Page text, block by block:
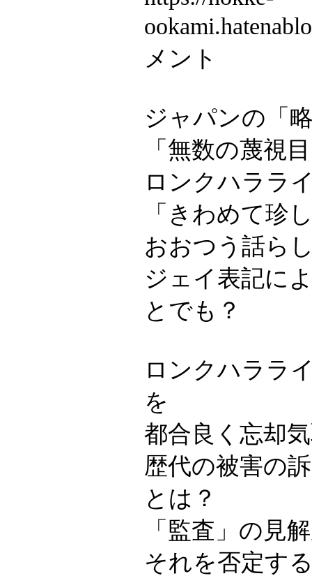
メント
ジャパンの「
「無数の蔑視
ロンクハララ
「きわめて珍
おおつう話ら
ジェイ表記に
とでも？
ロンクハララ
を
都合良く忘却
歴代の被害の
とは？
「監査」の見
それを否定す